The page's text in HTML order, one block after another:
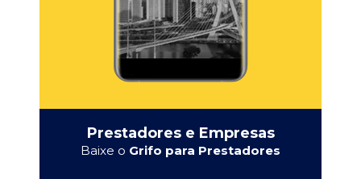
Prestadores e Empresas
Baixe o Grifo para Prestadores